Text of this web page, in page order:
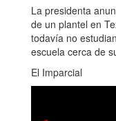
La presidenta
de un plantel en
todavía no
escuela cerca de
El Imparcial